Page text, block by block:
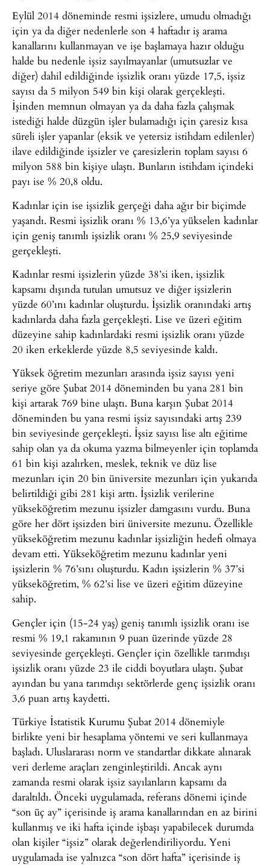
Eylül 2014 döneminde resmi işsizlere, umudu olmadığı
için ya da diğer nedenlerle son 4 haftadır iş arama
kanallarını kullanmayan ve işe başlamaya hazır olduğu
halde bu nedenle işsiz sayılmayanlar (umutsuzlar ve
diğer) dahil edildiğinde işsizlik oranı yüzde 17,5, işsiz
sayısı da 5 milyon 549 bin kişi olarak gerçekleşti.
İşinden memnun olmayan ya da daha fazla çalışmak
istediği halde düzgün işler bulamadığı için çaresiz kısa
süreli işler yapanlar (eksik ve yetersiz istihdam edilenler)
ilave edildiğinde işsizler ve çaresizlerin toplam sayısı 6
milyon 588 bin kişiye ulaştı. Bunların istihdam içindeki
payı ise % 20,8 oldu.
Kadınlar için ise işsizlik gerçeği daha ağır bir biçimde
yaşandı. Resmi işsizlik oranı % 13,6’ya yükselen kadınlar
için geniş tanımlı işsizlik oranı % 25,9 seviyesinde
gerçekleşti.
Kadınlar resmi işsizlerin yüzde 38’si iken, işsizlik
kapsamı dışında tutulan umutsuz ve diğer işsizlerin
yüzde 60’ını kadınlar oluşturdu. İşsizlik oranındaki artış
kadınlarda daha fazla gerçekleşti. Lise ve üzeri eğitim
düzeyine sahip kadınlardaki resmi işsizlik oranı yüzde
20 iken erkeklerde yüzde 8,5 seviyesinde kaldı.
Yüksek öğretim mezunları arasında işsiz sayısı yeni
seriye göre Şubat 2014 döneminden bu yana 281 bin
kişi artarak 769 bine ulaştı. Buna karşın Şubat 2014
döneminden bu yana resmi işsiz sayısındaki artış 239
bin seviyesinde gerçekleşti. İşsiz sayısı lise altı eğitime
sahip olan ya da okuma yazma bilmeyenler için toplamda
61 bin kişi azalırken, meslek, teknik ve düz lise
mezunları için 20 bin üniversite mezunları için yukarıda
belirtildiği gibi 281 kişi arttı. İşsizlik verilerine
yükseköğretim mezunu işsizler damgasını vurdu. Buna
göre her dört işsizden biri üniversite mezunu. Özellikle
yükseköğretim mezunu kadınlar işsizliğin hedefi olmaya
devam etti. Yükseköğretim mezunu kadınlar yeni
işsizlerin % 76’sını oluşturdu. Kadın işsizlerin % 37’si
yükseköğretim, % 62’si lise ve üzeri eğitim düzeyine
sahip.
Gençler için (15-24 yaş) geniş tanımlı işsizlik oranı ise
resmi % 19,1 rakamının 9 puan üzerinde yüzde 28
seviyesinde gerçekleşti. Gençler için özellikle tarımdışı
işsizlik oranı yüzde 23 ile ciddi boyutlara ulaştı. Şubat
ayından bu yana tarımdışı sektörlerde genç işsizlik oranı
3,6 puan artış kaydetti.
Türkiye İstatistik Kurumu Şubat 2014 dönemiyle
birlikte yeni bir hesaplama yöntemi ve seri kullanmaya
başladı. Uluslararası norm ve standartlar dikkate alınarak
veri derleme araçları zenginleştirildi. Ancak aynı
zamanda resmi olarak işsiz sayılanların kapsamı da
daraltıldı. Önceki uygulamada, referans dönemi içinde
“son üç ay” içerisinde iş arama kanallarından en az birini
kullanmış ve iki hafta içinde işbaşı yapabilecek durumda
olan kişiler “işsiz” olarak değerlendiriliyordu. Yeni
uygulamada ise yalnızca “son dört hafta” içerisinde iş